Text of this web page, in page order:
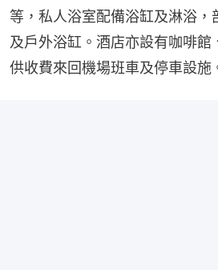
等，私人浴室配備浴缸及淋浴，
及戶外浴缸。酒店亦設有咖啡館
供收費來回機場班車及停車設施